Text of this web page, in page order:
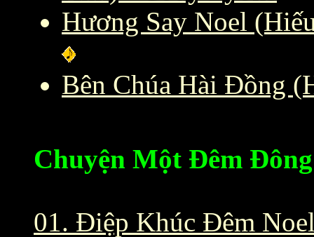
Hương Say Noel
Bên Chúa Hài Ðồng
Chuyện Một Đêm Đông
01. Điệp Khúc Đêm